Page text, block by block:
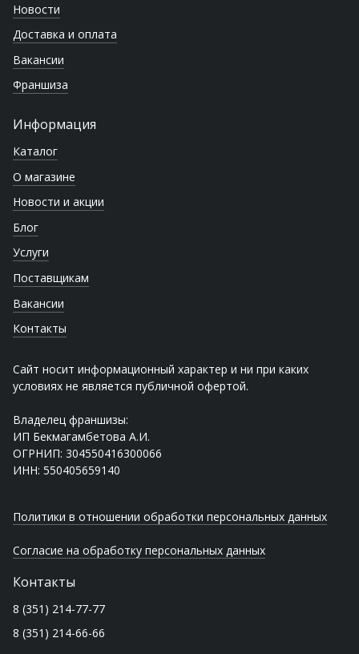
Новости
Доставка и оплата
Вакансии
Франшиза
Информация
Каталог
О магазине
Новости и акции
Блог
Услуги
Поставщикам
Вакансии
Контакты
Сайт носит информационный характер и ни при каких
условиях не является публичной офертой.
Владелец франшизы:
ИП Бекмагамбетова А.И.
ОГРНИП: 304550416300066
ИНН: 550405659140
Политики в отношении обработки персональных данных
Согласие на обработку персональных данных
Контакты
8 (351) 214-77-77
8 (351) 214-66-66